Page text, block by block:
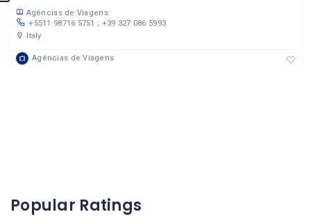
Agências de Viagens
+5511 98716 5751 ; +39 327 086 5993
Italy
Agências de Viagens
Popular Ratings